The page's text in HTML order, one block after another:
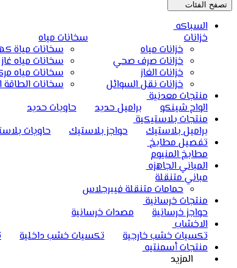
تصفح الفئات
السباكه
خزانات
خزانات مياه
خزانات صرف صحي
خزانات الغاز
خزانات نقل السوائل
سخانات مياه
سخانات مياة
سخانات مياه غاز
سخانات مياه
سخانات
منتجات معدنية
الواح شينكو براميل حديد حاويات حديد
منتجات بلاستيكية
براميل بلاستيك حواجز بلاستيك حاويات
تفصيل مطابخ
مطابخ المنيوم
المباني الجاهزه
مباني متنقلة
حمامات متنقلة فيبرجلاس
منتجات خرسانية
حواجز خرسانية مصدات خرسانية
الاخشاب
تكسيات خشب خارجية تكسيات خشب داخلية
منتجات أسمنتيه
المزيد